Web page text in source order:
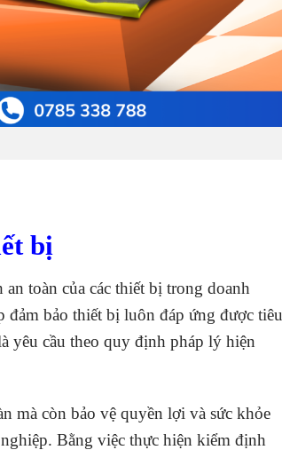
bị
toàn của các thiết bị trong doanh
bảo thiết bị luôn đáp ứng được tiêu
yêu cầu theo quy định pháp lý hiện
mà còn bảo vệ quyền lợi và sức khỏe
Bằng việc thực hiện kiểm định